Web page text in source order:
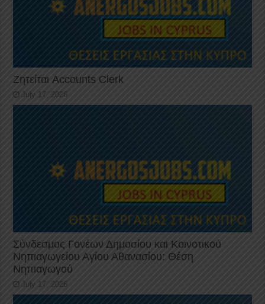
Ζητείται Accounts Clerk
July 17, 2026
Σύνδεσμος Γονέων Δημοσίου και Κοινοτικού
Νηπιαγωγείου Αγίου Αθανασίου: Θέση
Νηπιαγωγού
July 17, 2026